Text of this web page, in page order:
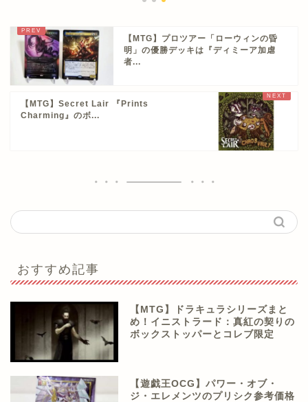
【MTG】プロツアー「ローウィンの昏
明」の優勝デッキは『ディミーア加虐
者...
【MTG】Secret Lair 『Prints
Charming』のボ...
おすすめ記事
【MTG】ドラキュラシリーズまと
め！イニストラード：真紅の契りの
ボックストッパーとコレブ限定
【遊戯王OCG】パワー・オブ・
ジ・エレメンツのプリシク参考価格